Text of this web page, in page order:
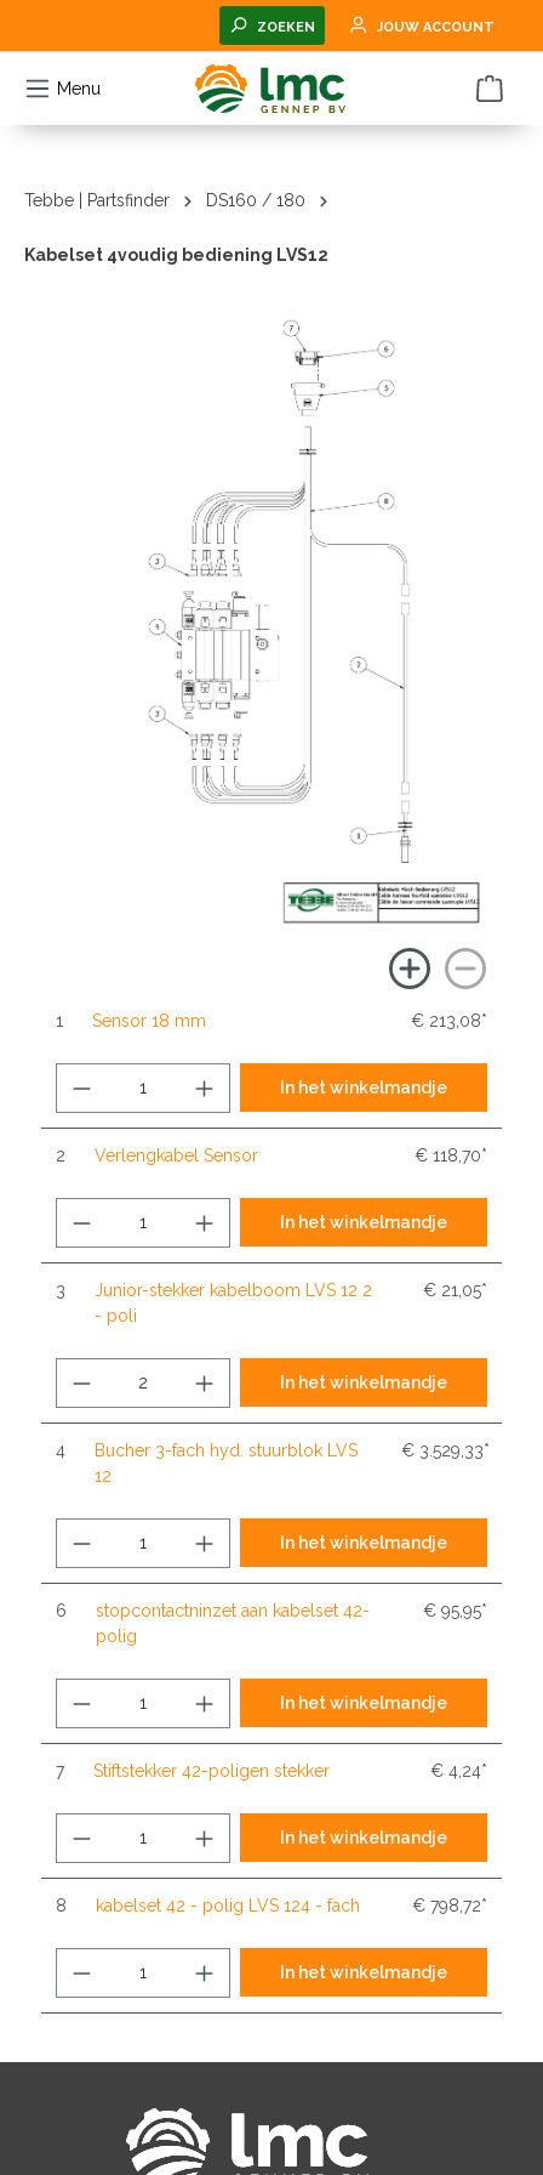
ZOEKEN JOUW ACCOUNT
Menu
Tebbe | Partsfinder DS160 / 180
Kabelset 4voudig bediening LVS12
1 Sensor 18 mm € 213,08*
In het winkelmandje
2 Verlengkabel Sensor € 118,70*
In het winkelmandje
3
Junior-stekker kabelboom LVS 12 2
- poli
€ 21,05*
In het winkelmandje
4
Bucher 3-fach hyd. stuurblok LVS
12
€ 3.529,33*
In het winkelmandje
6
stopcontactninzet aan kabelset 42-
polig
€ 95,95*
In het winkelmandje
7 Stiftstekker 42-poligen stekker € 4,24*
In het winkelmandje
8 kabelset 42 - polig LVS 124 - fach € 798,72*
In het winkelmandje